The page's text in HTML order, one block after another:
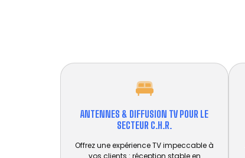
ANTENNES & DIFFUSION TV POUR LE
SECTEUR C.H.R.
Offrez une expérience TV impeccable à
vos clients : réception stable en